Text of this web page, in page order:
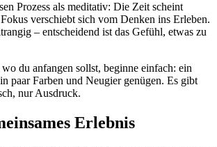
Prozess als meditativ: Die Zeit scheint
verschiebt sich vom Denken ins Erleben.
– entscheidend ist das Gefühl, etwas zu
du anfangen sollst, beginne einfach: ein
paar Farben und Neugier genügen. Es gibt
nur Ausdruck.
Erlebnis